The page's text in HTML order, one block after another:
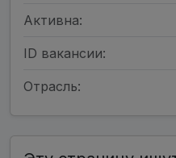
Активна:
ID вакансии:
Отрасль: